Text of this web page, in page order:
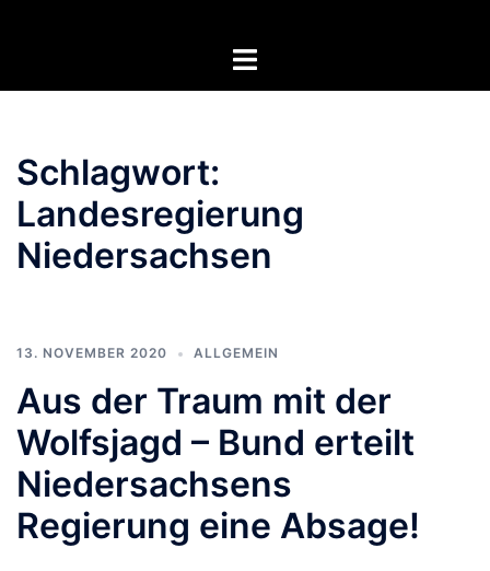
Menü
Schlagwort:
Landesregierung
Niedersachsen
13. NOVEMBER 2020 ALLGEMEIN
Aus der Traum mit der
Wolfsjagd – Bund erteilt
Niedersachsens
Regierung eine Absage!